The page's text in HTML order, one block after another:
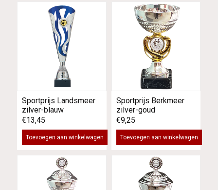
Sportprijs Landsmeer
zilver-blauw
€13,45
Toevoegen aan winkelwagen
Sportprijs Berkmeer
zilver-goud
€9,25
Toevoegen aan winkelwagen